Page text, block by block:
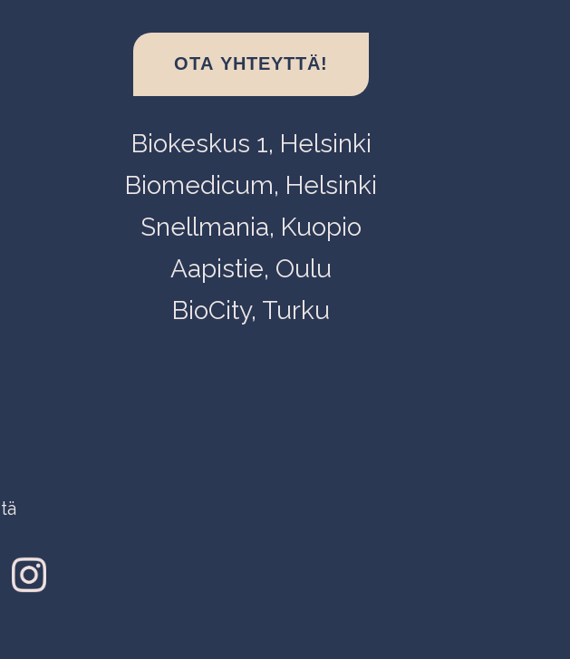
OTA YHTEYTTÄ!
Biokeskus 1, Helsinki
Biomedicum, Helsinki
Snellmania, Kuopio
Aapistie, Oulu
BioCity, Turku